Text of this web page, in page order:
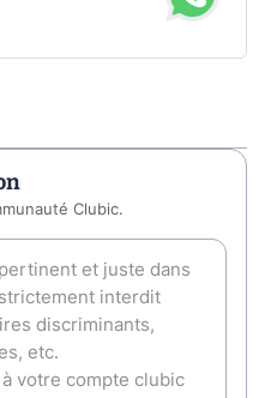
Clubic.